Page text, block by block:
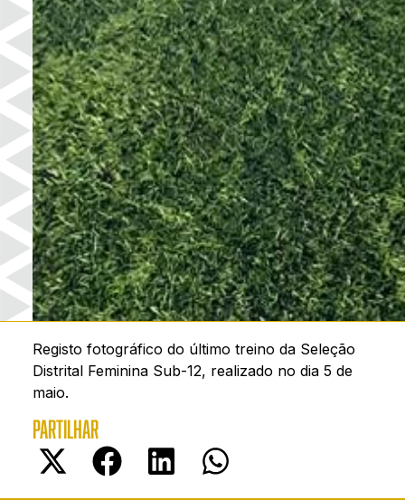
Registo fotográfico do último treino da Seleção
Distrital Feminina Sub-12, realizado no dia 5 de
maio.
PARTILHAR